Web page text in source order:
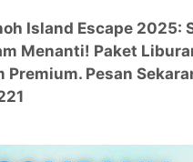
Island Escape 2025:
Menanti! Paket
Premium. Pesan